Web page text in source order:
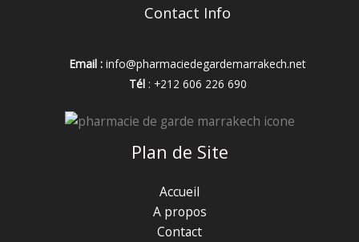
Contact Info
Email : info@pharmaciedegardemarrakech.net
Tél : +212 606 226 690
Plan de Site
Accueil
A propos
Contact